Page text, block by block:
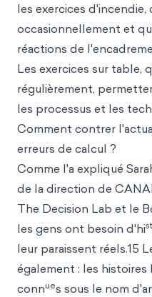
les exercices d'incendie,
occasionnellement et
réactions de
Les exercices sur table,
régulièrement,
les processus et les
Comment contrer
erreurs de calcul ?
Comme l'a expliqué
de la direction de
The Decision Lab et le
les gens ont besoin d'hist
leur paraissent réels.15
également : les histoires
connues sous le nom